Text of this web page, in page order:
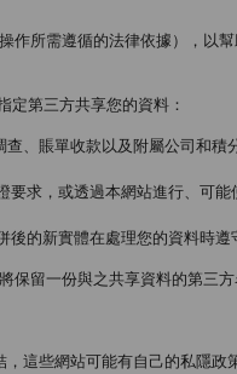
所需遵循的法律依據），以
定第三方共享您的資料：
、賬單收款以及附屬公司和
求，或透過本網站進行、可
的新實體在處理您的資料時遵
留一份與之共享資料的第三
這些網站可能有自己的私隱